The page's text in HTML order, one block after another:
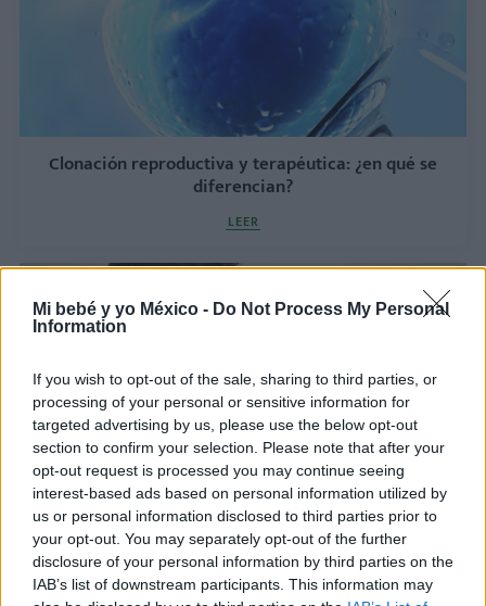
Mi bebé y yo México - Do Not Process My Personal
Information
If you wish to opt-out of the sale, sharing to third parties, or
processing of your personal or sensitive information for
targeted advertising by us, please use the below opt-out
section to confirm your selection. Please note that after your
opt-out request is processed you may continue seeing
interest-based ads based on personal information utilized by
us or personal information disclosed to third parties prior to
your opt-out. You may separately opt-out of the further
disclosure of your personal information by third parties on the
IAB’s list of downstream participants. This information may
Clonación reproductiva y terapéutica: ¿en qué se
diferencian?
LEER
¿Problemas para quedar embarazada de tu
segundo hijo?
LEER